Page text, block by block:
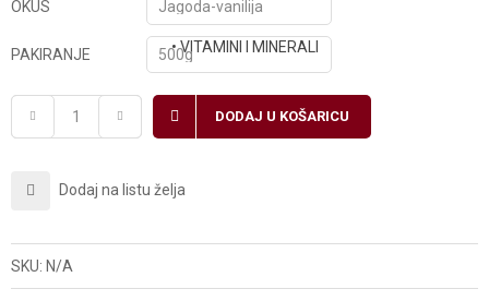
OKUS
PAKIRANJE
DODAJ U KOŠARICU
Dodaj na listu želja
SKU: N/A